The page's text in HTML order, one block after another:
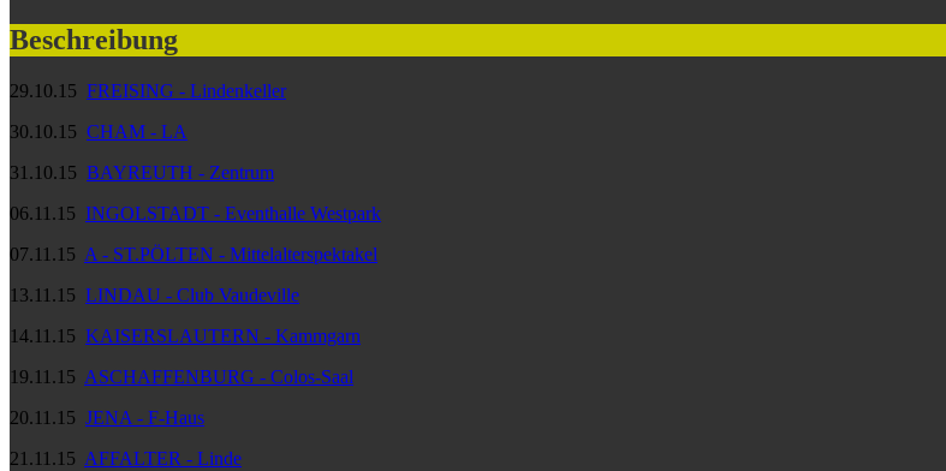
Beschreibung
29.10.15 FREISING - Lindenkeller
30.10.15 CHAM - LA
31.10.15 BAYREUTH - Zentrum
06.11.15 INGOLSTADT - Eventhalle Westpark
07.11.15 A - ST.PÖLTEN - Mittelalterspektakel
13.11.15 LINDAU - Club Vaudeville
14.11.15 KAISERSLAUTERN - Kammgarn
19.11.15 ASCHAFFENBURG - Colos-Saal
20.11.15 JENA - F-Haus
21.11.15 AFFALTER - Linde